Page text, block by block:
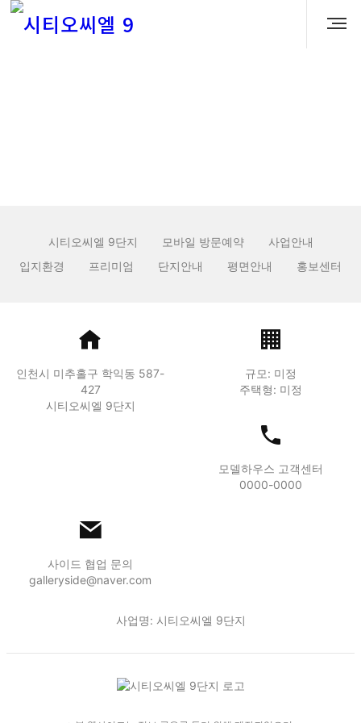
시티오씨엘 9단지 모바일 방문예약
사업안내
입지환경
프리미엄 단지안내 평면안내 홍보센터
인천시 미추홀구 학익동 587-
427
시티오씨엘 9단지
규모: 미정
주택형: 미정
모델하우스 고객센터
0000-0000
사이드 협업 문의
galleryside@naver.com
사업명: 시티오씨엘 9단지